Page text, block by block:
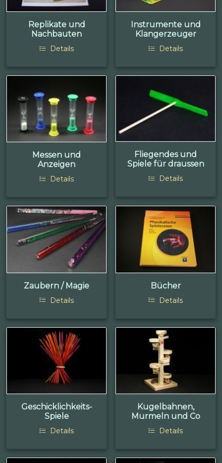
Replikate und
Nachbauten
Details
Instrumente und
Klangerzeuger
Details
Messen und
Anzeigen
Details
Fliegendes und
Spiele für draussen
Details
Zaubern / Magie
Details
Bücher
Details
Geschicklichkeits-
Spiele
Details
Kugelbahnen,
Murmeln und Co
Details